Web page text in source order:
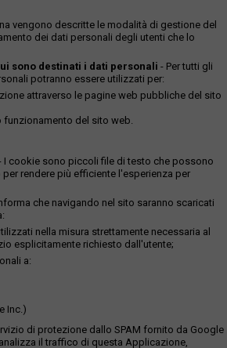
vengono descritte le modalità di gestione del
dei dati personali degli utenti che lo
sono destinati i dati personali - Per tutti gli
potranno essere utilizzati per:
attraverso le pagine web pubbliche del sito
funzionamento del sito web.
I cookie sono piccoli file di testo che possono
rendere più efficiente l'esperienza per
che navigando nel sito saranno scaricati
nella misura strettamente necessaria al
esplicitamente richiesto dall'utente;
a:
Inc.)
di protezione dallo SPAM fornito da Google
il traffico di questa Applicazione,